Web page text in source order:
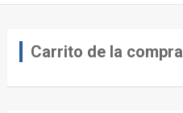
Carrito de la compra